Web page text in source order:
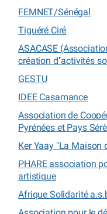
FEMNET/Sénégal
Tiguéré Ciré
ASACASE
création d’’activités
GESTU
IDEE Casamance
Association de
Pyrénées et Pays
Ker Yaay "La Maison
PHARE association
artistique
Afrique Solidarité